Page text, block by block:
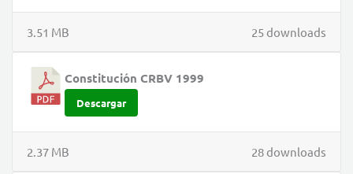
25 downloads
3.51 MB
Constitución CRBV 1999
Descargar
28 downloads
2.37 MB